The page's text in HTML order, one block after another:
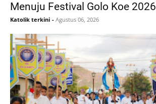
Menuju Festival Golo Koe 2026
Katolik terkini - Agustus 06, 2026